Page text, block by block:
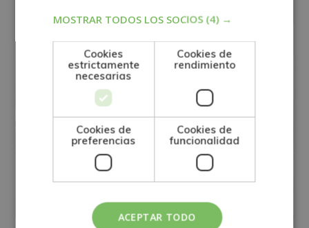
Maestría Internacional en
Musicoterapia
MOSTRAR TODOS LOS SOCIOS (4) →
Cookies
estrictamente
necesarias
Cookies de
rendimiento
Cookies de
preferencias
Cookies de
funcionalidad
ACEPTAR TODO